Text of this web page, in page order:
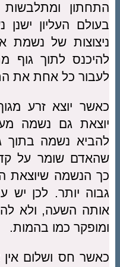
התחתון ומתלבשות
בעולם העליון ישנן
ניצוצות של נשמת
להיכנס לתוך גוף
לעבור כל אחת את
כאשר יוצא זרע
יוצאת גם נשמה
להביא נשמה בתוך
שהאדם שומר על
כך הנשמה שיוצאת
גבוה יותר. לכן יש
אותה השעה, ולא
ומופקר כמו בהמות.
כאשר חס ושלום